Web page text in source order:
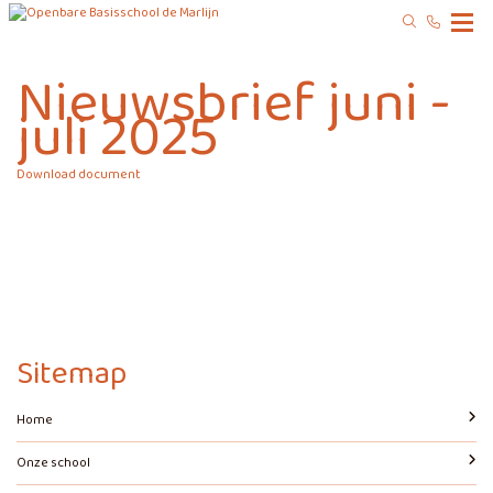
Nieuwsbrief juni -
juli 2025
Download document
Sitemap
Home
Onze school